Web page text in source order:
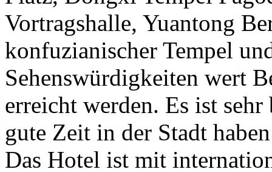
Vortragshalle, Yuantong
konfuzianischer Tempel
Sehenswürdigkeiten wert
erreicht werden. Es ist
gute Zeit in der Stadt
Das Hotel ist mit